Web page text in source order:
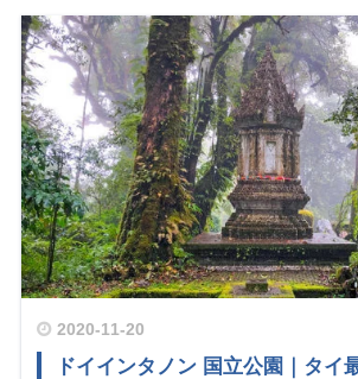
2020-11-20
ドイインタノン 国立公園｜タイ